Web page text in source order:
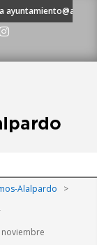
Alalpardo
>
noviembre